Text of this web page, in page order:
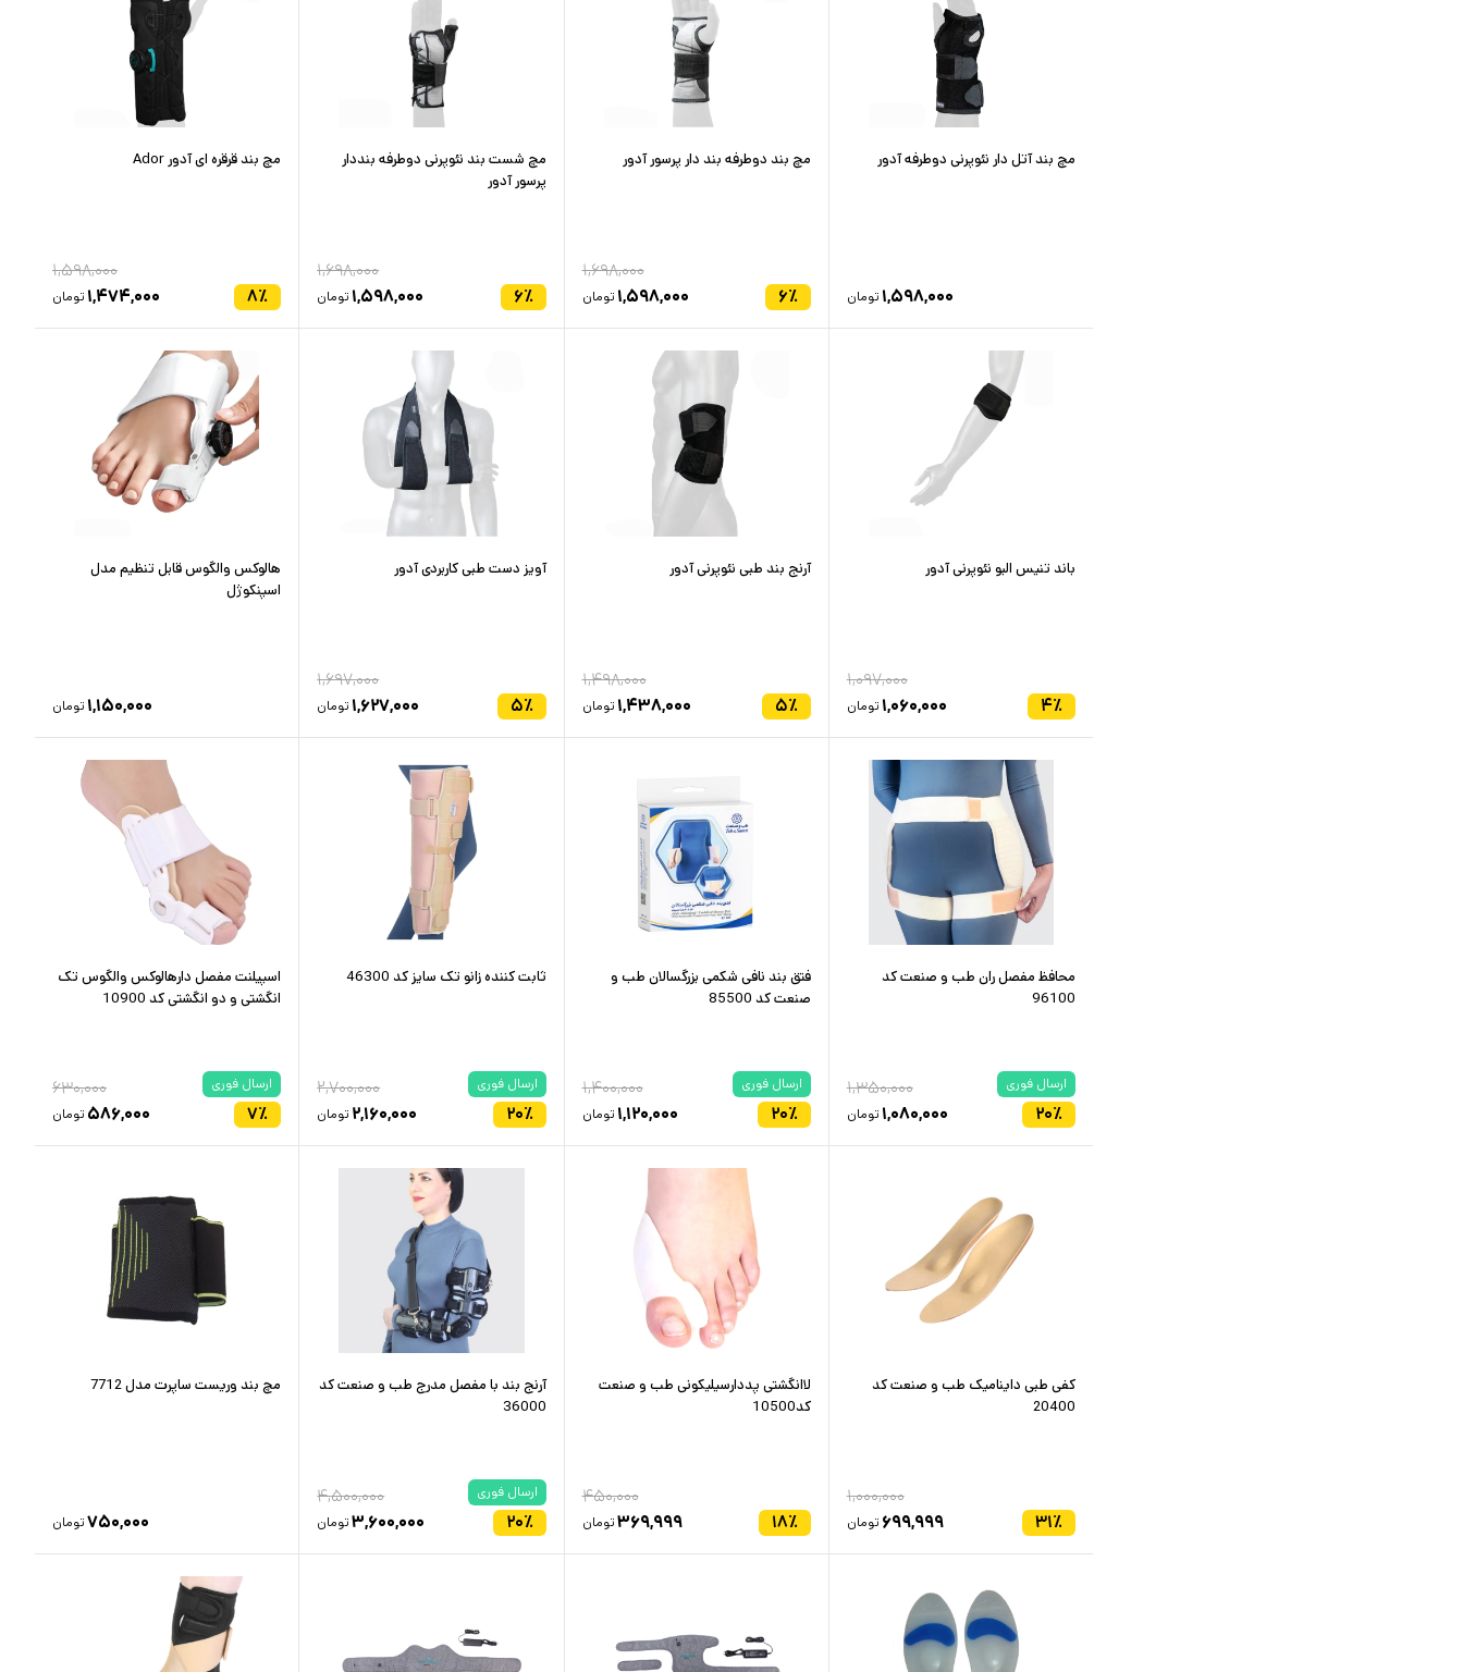
مچ بند آتل دار نئوپرنی دوطرفه آدور
۱,۵۹۸,۰۰۰ تومان
مچ بند دوطرفه بند دار پرسور آدور
۶٪
۱,۶۹۸,۰۰۰
۱,۵۹۸,۰۰۰ تومان
مچ شست بند نئوپرنی دوطرفه بنددار
پرسور آدور
۶٪
۱,۶۹۸,۰۰۰
۱,۵۹۸,۰۰۰ تومان
مچ بند قرقره ای آدور Ador
۸٪
۱,۵۹۸,۰۰۰
۱,۴۷۴,۰۰۰ تومان
باند تنیس البو نئوپرنی آدور
۴٪
۱,۰۹۷,۰۰۰
۱,۰۶۰,۰۰۰ تومان
آرنج بند طبی نئوپرنی آدور
۵٪
۱,۴۹۸,۰۰۰
۱,۴۳۸,۰۰۰ تومان
آویز دست طبی کاربردی آدور
۵٪
۱,۶۹۷,۰۰۰
۱,۶۲۷,۰۰۰ تومان
هالوکس والگوس قابل تنظیم مدل
اسپنکوژل
۱,۱۵۰,۰۰۰ تومان
محافظ مفصل ران طب و صنعت کد
96100
ارسال فوری
۲۰٪
۱,۳۵۰,۰۰۰
۱,۰۸۰,۰۰۰ تومان
فتق بند نافی شکمی بزرگسالان طب و
صنعت کد 85500
ارسال فوری
۲۰٪
۱,۴۰۰,۰۰۰
۱,۱۲۰,۰۰۰ تومان
ثابت کننده زانو تک سایز کد 46300
ارسال فوری
۲۰٪
۲,۷۰۰,۰۰۰
۲,۱۶۰,۰۰۰ تومان
اسپیلنت مفصل دارهالوکس والگوس تک
انگشتی و دو انگشتی کد 10900
ارسال فوری
۷٪
۶۳۰,۰۰۰
۵۸۶,۰۰۰ تومان
کفی طبی داینامیک طب و صنعت کد
20400
۳۱٪
۱,۰۰۰,۰۰۰
۶۹۹,۹۹۹ تومان
لاانگشتی پددارسیلیکونی طب و صنعت
کد10500
۱۸٪
۴۵۰,۰۰۰
۳۶۹,۹۹۹تومان
آرنج بند با مفصل مدرج طب و صنعت کد
36000
ارسال فوری
۲۰٪
۴,۵۰۰,۰۰۰
۳,۶۰۰,۰۰۰تومان
مچ بند وریست ساپرت مدل 7712
۷۵۰,۰۰۰تومان